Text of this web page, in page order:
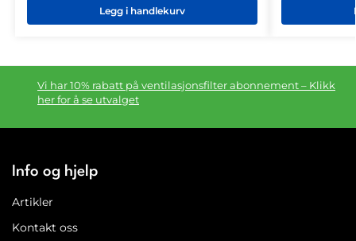
Legg i handlekurv
Vi har 10% rabatt på ventilasjonsfilter abonnement – Klikk
her for å se utvalget
Info og hjelp
Artikler
Kontakt oss